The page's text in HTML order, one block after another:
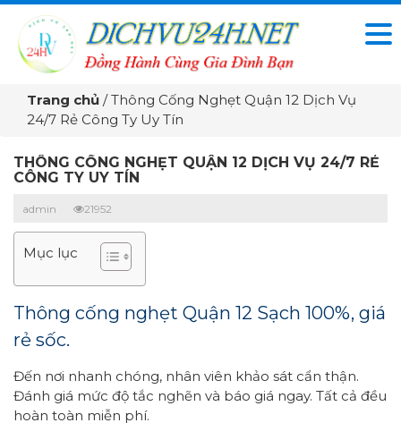
Trang chủ /Thông Cống Nghẹt Quận 12 Dịch Vụ
24/7 Rẻ Công Ty Uy Tín
THÔNG CỐNG NGHẸT QUẬN 12 DỊCH VỤ 24/7 RẺ
CÔNG TY UY TÍN
admin 21952
Mục lục
Thông cống nghẹt Quận 12 Sạch 100%, giá
rẻ sốc.
Đến nơi nhanh chóng, nhân viên khảo sát cẩn thận.
Đánh giá mức độ tắc nghẽn và báo giá ngay. Tất cả đều
hoàn toàn miễn phí.